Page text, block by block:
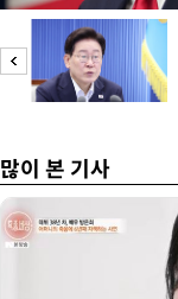
많이 본 기사